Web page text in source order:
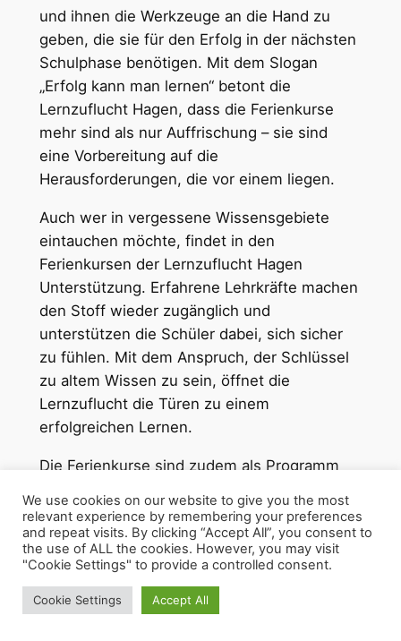
und ihnen die Werkzeuge an die Hand zu
geben, die sie für den Erfolg in der nächsten
Schulphase benötigen. Mit dem Slogan
„Erfolg kann man lernen“ betont die
Lernzuflucht Hagen, dass die Ferienkurse
mehr sind als nur Auffrischung – sie sind
eine Vorbereitung auf die
Herausforderungen, die vor einem liegen.
Auch wer in vergessene Wissensgebiete
eintauchen möchte, findet in den
Ferienkursen der Lernzuflucht Hagen
Unterstützung. Erfahrene Lehrkräfte machen
den Stoff wieder zugänglich und
unterstützen die Schüler dabei, sich sicher
zu fühlen. Mit dem Anspruch, der Schlüssel
zu altem Wissen zu sein, öffnet die
Lernzuflucht die Türen zu einem
erfolgreichen Lernen.
Die Ferienkurse sind zudem als Programm
fit für die Zeit nach den Ferien zu machen.
Die Unterrichtsstunden finden zu anderen
Zeiten als außerhalb der Ferien statt, und es
Tagesverlauf. Die gewohnten
We use cookies on our website to give you the most
relevant experience by remembering your preferences
and repeat visits. By clicking “Accept All”, you consent to
the use of ALL the cookies. However, you may visit
"Cookie Settings" to provide a controlled consent.
Cookie Settings Accept All